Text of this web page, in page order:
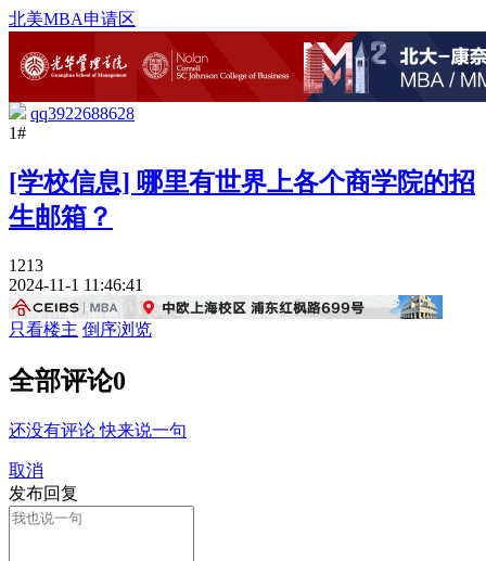
北美MBA申请区
qq3922688628
1#
[学校信息] 哪里有世界上各个商学院的招
生邮箱？
1213
2024-11-1 11:46:41
只看楼主 倒序浏览
全部评论0
还没有评论 快来说一句
取消
发布回复